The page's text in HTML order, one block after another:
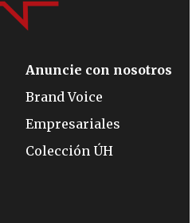
Anuncie con nosotros
Brand Voice
Empresariales
Colección ÚH